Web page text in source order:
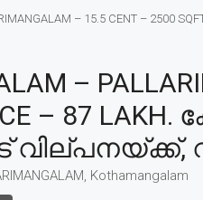
– 15.5 CENT –
–
– 87
വില്പനയ്ക്ക്,
Kothamangalam